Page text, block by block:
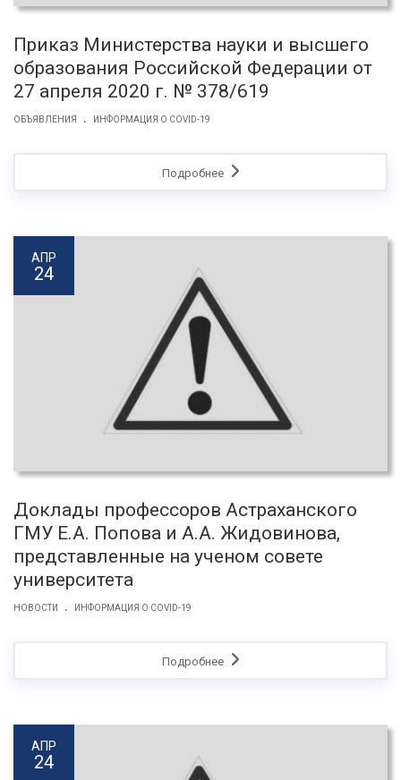
Приказ Министерства науки и высшего
образования Российской Федерации от
27 апреля 2020 г. № 378/619
ОБЪЯВЛЕНИЯ . ИНФОРМАЦИЯ О COVID-19
Подробнее
АПР
24
Доклады профессоров Астраханского
ГМУ Е.А. Попова и А.А. Жидовинова,
представленные на ученом совете
университета
НОВОСТИ . ИНФОРМАЦИЯ О COVID-19
Подробнее
АПР
24